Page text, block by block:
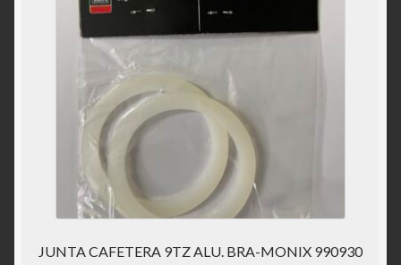
JUNTA CAFETERA 9TZ ALU. BRA-MONIX 990930